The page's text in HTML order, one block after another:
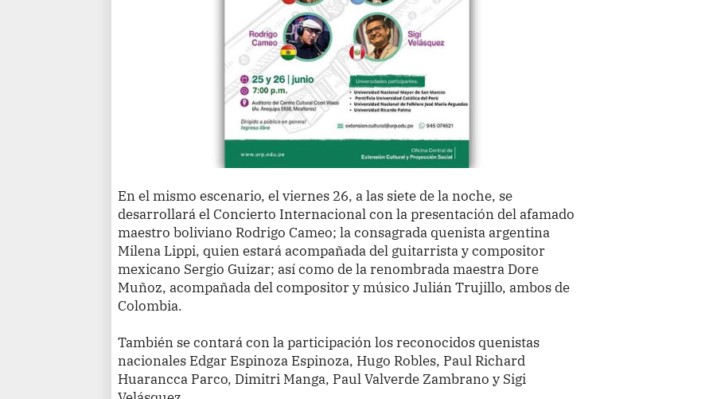
En el mismo escenario, el viernes 26, a las siete de la noche, se
desarrollará el Concierto Internacional con la presentación del afamado
maestro boliviano Rodrigo Cameo; la consagrada quenista argentina
Milena Lippi, quien estará acompañada del guitarrista y compositor
mexicano Sergio Guizar; así como de la renombrada maestra Dore
Muñoz, acompañada del compositor y músico Julián Trujillo, ambos de
Colombia.
También se contará con la participación los reconocidos quenistas
nacionales Edgar Espinoza Espinoza, Hugo Robles, Paul Richard
Huarancca Parco, Dimitri Manga, Paul Valverde Zambrano y Sigi